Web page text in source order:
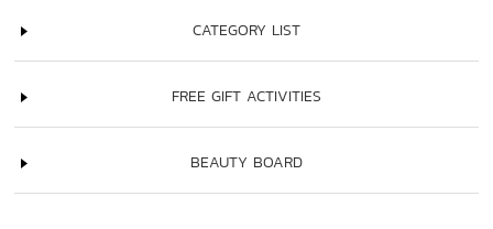
CATEGORY LIST
FREE GIFT ACTIVITIES
BEAUTY BOARD